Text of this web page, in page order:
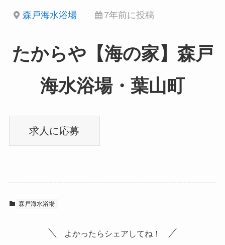
森戸海水浴場 7年前に投稿
たからや【海の家】森戸
海水浴場・葉山町
森戸海水浴場
よかったらシェアしてね！